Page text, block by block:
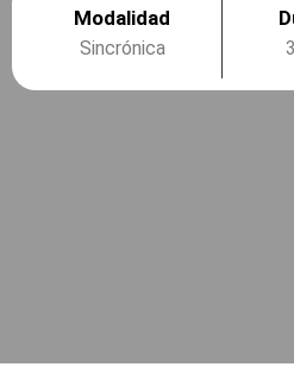
Modalidad
Sincrónica